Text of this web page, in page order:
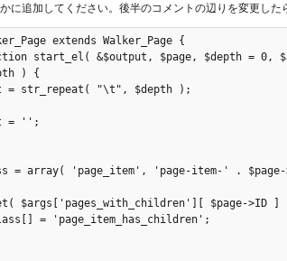
に追加してください。後半のコメントの辺りを変更した
extends Walker_Page {
start_el( &$output, $page, $depth = 0,
) {
= str_repeat( "\t", $depth );
= '';
= array( 'page_item', 'page-item-' .
$args['pages_with_children'][ $page->ID ]
= 'page_item_has_children';